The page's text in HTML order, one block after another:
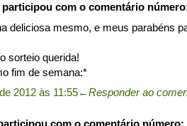
participou com o comentário
deliciosa mesmo, e meus parabéns
sorteio querida!
fim de semana:*
2012 às 11:55←Responder ao
com o comentário número: